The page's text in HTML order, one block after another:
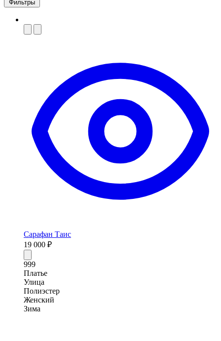
Фильтры
Сарафан Таис
19 000 ₽
999
Платье
Улица
Полиэстер
Женский
Зима